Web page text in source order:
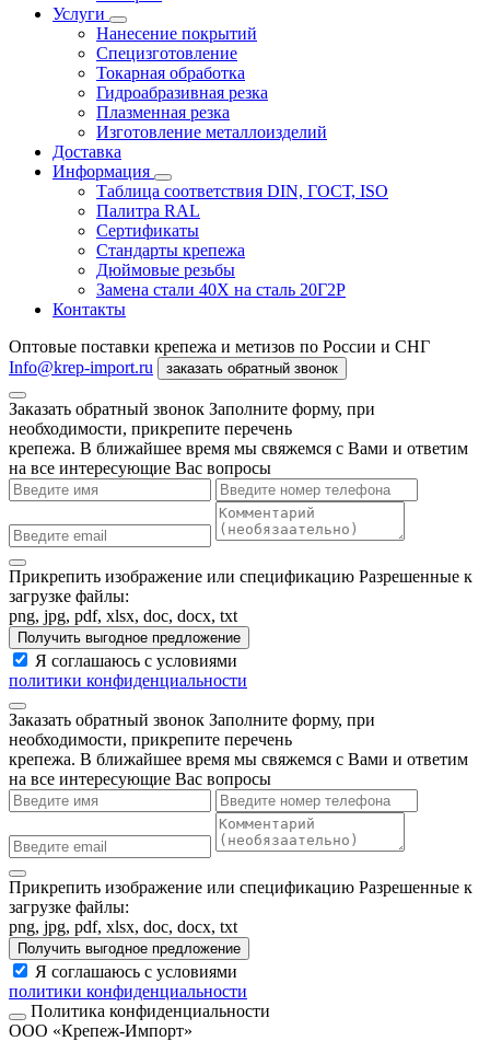
Услуги
Нанесение покрытий
Специзготовление
Токарная обработка
Гидроабразивная резка
Плазменная резка
Изготовление металлоизделий
Доставка
Информация
Таблица соответствия DIN, ГОСТ, ISO
Палитра RAL
Сертификаты
Стандарты крепежа
Дюймовые резьбы
Замена стали 40Х на сталь 20Г2Р
Контакты
Оптовые поставки крепежа и метизов по России и СНГ
Info@krep-import.ru
заказать обратный звонок
Заказать обратный звонок Заполните форму, при
необходимости, прикрепите перечень
крепежа. В ближайшее время мы свяжемся с Вами и ответим
на все интересующие Вас вопросы
Прикрепить изображение или спецификацию Разрешенные к
загрузке файлы:
png, jpg, pdf, xlsx, doc, docx, txt
Получить выгодное предложение
Я соглашаюсь с условиями
политики конфиденциальности
Заказать обратный звонок Заполните форму, при
необходимости, прикрепите перечень
крепежа. В ближайшее время мы свяжемся с Вами и ответим
на все интересующие Вас вопросы
Прикрепить изображение или спецификацию Разрешенные к
загрузке файлы:
png, jpg, pdf, xlsx, doc, docx, txt
Получить выгодное предложение
Я соглашаюсь с условиями
политики конфиденциальности
Политика конфиденциальности
ООО «Крепеж-Импорт»